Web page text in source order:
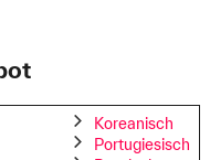
Koreanisch
Portugiesisch